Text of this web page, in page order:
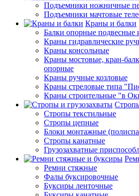
Подъемники ножничные
Подъемники мачтовые
Краны и балки
Балки опорные подвесные
Краны гидравлические
Краны консольные
Краны мостовые, кран-
опорные
Краны ручные козловые
Краны стреловые типа
Краны строительные "в
Стропы текстильные
Стропы цепные
Блоки монтажные
Стропы канатные
Грузозахватные
Ремни стяжные
Фалы буксировочные
Буксиры ленточные